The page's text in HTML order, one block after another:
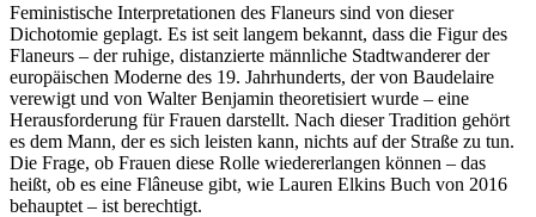
Feministische Interpretationen des Flaneurs sind von dieser
Dichotomie geplagt. Es ist seit langem bekannt, dass die Figur des
Flaneurs – der ruhige, distanzierte männliche Stadtwanderer der
europäischen Moderne des 19. Jahrhunderts, der von Baudelaire
verewigt und von Walter Benjamin theoretisiert wurde – eine
Herausforderung für Frauen darstellt. Nach dieser Tradition gehört
es dem Mann, der es sich leisten kann, nichts auf der Straße zu tun.
Die Frage, ob Frauen diese Rolle wiedererlangen können – das
heißt, ob es eine Flâneuse gibt, wie Lauren Elkins Buch von 2016
behauptet – ist berechtigt.